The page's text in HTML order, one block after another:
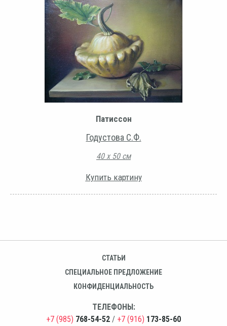
Патиссон
Годустова С.Ф.
40 х 50 см
Купить картину
СТАТЬИ
СПЕЦИАЛЬНОЕ ПРЕДЛОЖЕНИЕ
КОНФИДЕНЦИАЛЬНОСТЬ
ТЕЛЕФОНЫ:
+7 (985) 768-54-52 / +7 (916) 173-85-60